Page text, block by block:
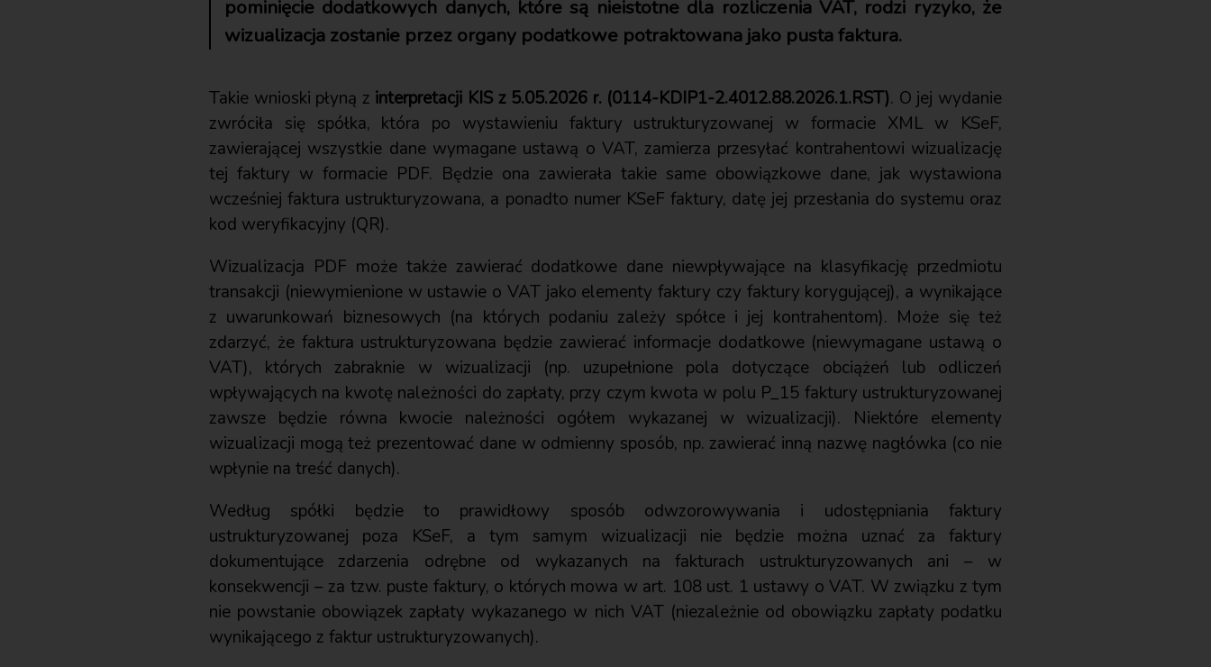
pominięcie dodatkowych danych, które są nieistotne dla rozliczenia VAT, rodzi ryzyko, że
wizualizacja zostanie przez organy podatkowe potraktowana jako pusta faktura.
Takie wnioski płyną z interpretacji KIS z 5.05.2026 r. (0114-KDIP1-2.4012.88.2026.1.RST). O jej wydanie
zwróciła się spółka, która po wystawieniu faktury ustrukturyzowanej w formacie XML w KSeF,
zawierającej wszystkie dane wymagane ustawą o VAT, zamierza przesyłać kontrahentowi wizualizację
tej faktury w formacie PDF. Będzie ona zawierała takie same obowiązkowe dane, jak wystawiona
wcześniej faktura ustrukturyzowana, a ponadto numer KSeF faktury, datę jej przesłania do systemu oraz
kod weryfikacyjny (QR).
Wizualizacja PDF może także zawierać dodatkowe dane niewpływające na klasyfikację przedmiotu
transakcji (niewymienione w ustawie o VAT jako elementy faktury czy faktury korygującej), a wynikające
z uwarunkowań biznesowych (na których podaniu zależy spółce i jej kontrahentom). Może się też
zdarzyć, że faktura ustrukturyzowana będzie zawierać informacje dodatkowe (niewymagane ustawą o
VAT), których zabraknie w wizualizacji (np. uzupełnione pola dotyczące obciążeń lub odliczeń
wpływających na kwotę należności do zapłaty, przy czym kwota w polu P_15 faktury ustrukturyzowanej
zawsze będzie równa kwocie należności ogółem wykazanej w wizualizacji). Niektóre elementy
wizualizacji mogą też prezentować dane w odmienny sposób, np. zawierać inną nazwę nagłówka (co nie
wpłynie na treść danych).
Według spółki będzie to prawidłowy sposób odwzorowywania i udostępniania faktury
ustrukturyzowanej poza KSeF, a tym samym wizualizacji nie będzie można uznać za faktury
dokumentujące zdarzenia odrębne od wykazanych na fakturach ustrukturyzowanych ani – w
konsekwencji – za tzw. puste faktury, o których mowa w art. 108 ust. 1 ustawy o VAT. W związku z tym
nie powstanie obowiązek zapłaty wykazanego w nich VAT (niezależnie od obowiązku zapłaty podatku
wynikającego z faktur ustrukturyzowanych).